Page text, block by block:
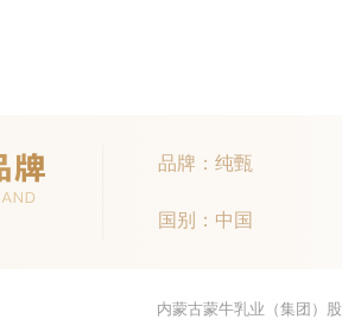
品牌：纯甄
国别：中国
内蒙古蒙牛乳业（集团）